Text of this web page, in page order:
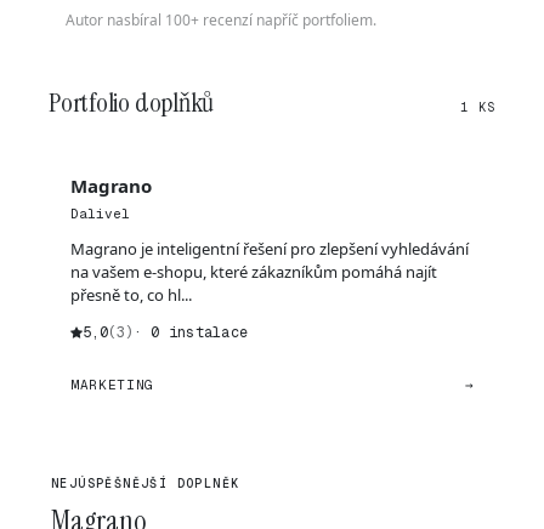
Autor nasbíral 100+ recenzí napříč portfoliem.
Portfolio doplňků 1 KS
Magrano
Dalivel
Magrano je inteligentní řešení pro zlepšení vyhledávání
na vašem e-shopu, které zákazníkům pomáhá najít
přesně to, co hl...
5,0(3) · 0 instalace
MARKETING →
NEJÚSPĚŠNĚJŠÍ DOPLNĚK
Magrano